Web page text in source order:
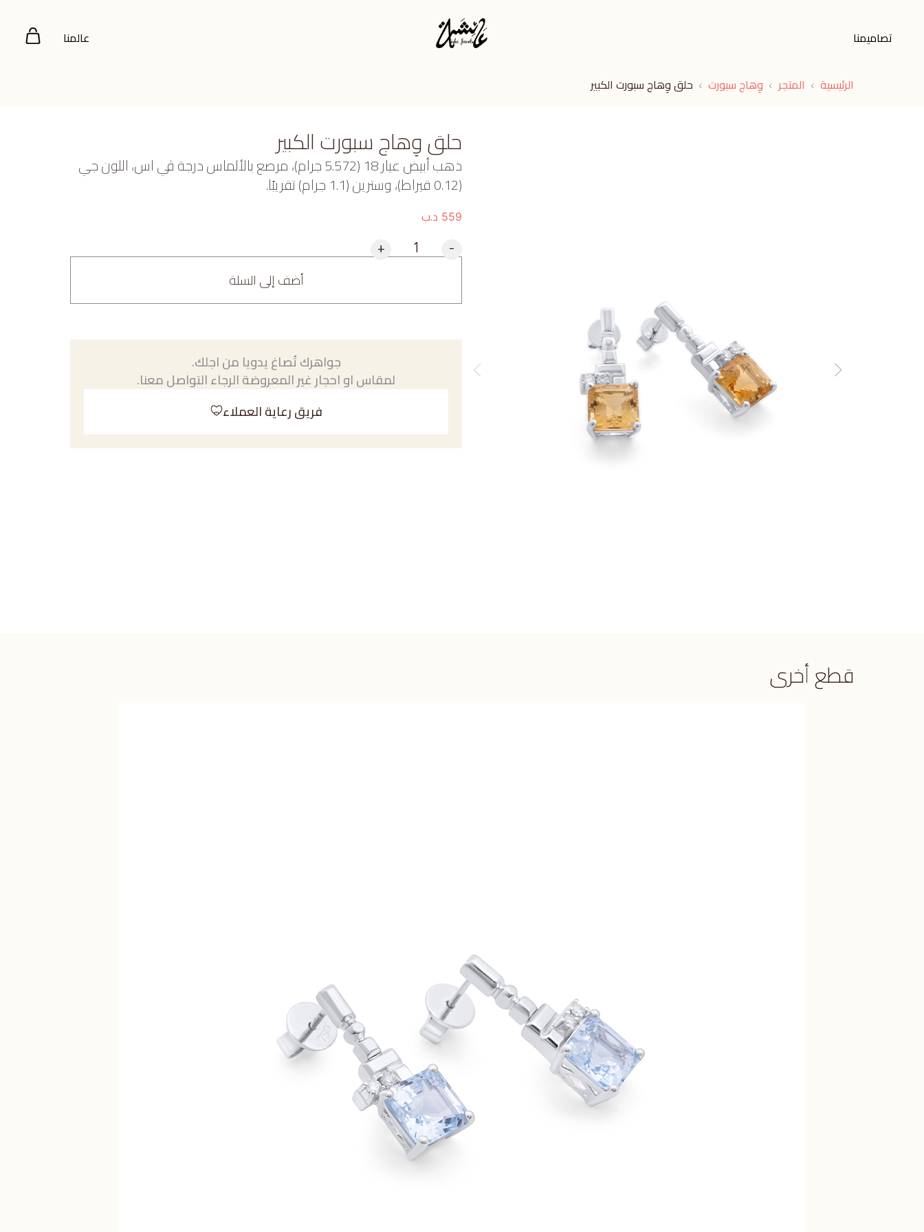
تصاميمنا عالمنا
الرئيسية المتجر وِهاج سبورت حلق وِهاج سبورت الكبير
حلق وِهاج سبورت الكبير
ذهب أبيض عيار 18 (5.572 جرام)، مرصع بالألماس درجة ڤي اس، اللون جي
(0.12 قيراط)، وسترين (1.1 جرام) تقريبًا.
559 د.ب
-
+
أضف إلى السلة
جواهرك تُصاغ يدويا من اجلك.
لمقاس او احجار غير المعروضة الرجاء التواصل معنا.
فريق رعاية العملاء
قطع أخرى